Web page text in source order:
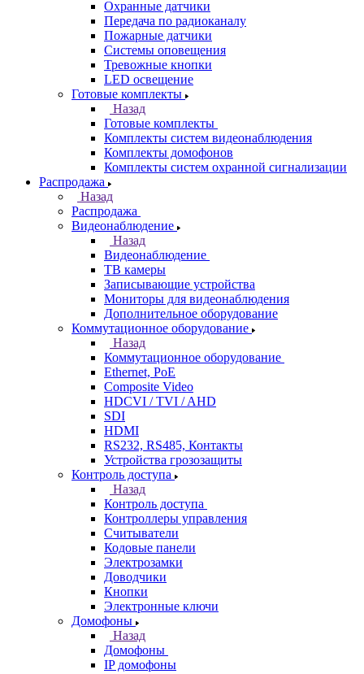
Охранные датчики
Передача по радиоканалу
Пожарные датчики
Системы оповещения
Тревожные кнопки
LED освещение
Готовые комплекты
Назад
Готовые комплекты
Комплекты систем видеонаблюдения
Комплекты домофонов
Комплекты систем охранной сигнализации
Распродажа
Назад
Распродажа
Видеонаблюдение
Назад
Видеонаблюдение
ТВ камеры
Записывающие устройства
Мониторы для видеонаблюдения
Дополнительное оборудование
Коммутационное оборудование
Назад
Коммутационное оборудование
Ethernet, PoE
Composite Video
HDCVI / TVI / AHD
SDI
HDMI
RS232, RS485, Контакты
Устройства грозозащиты
Контроль доступа
Назад
Контроль доступа
Контроллеры управления
Считыватели
Кодовые панели
Электрозамки
Доводчики
Кнопки
Электронные ключи
Домофоны
Назад
Домофоны
IP домофоны